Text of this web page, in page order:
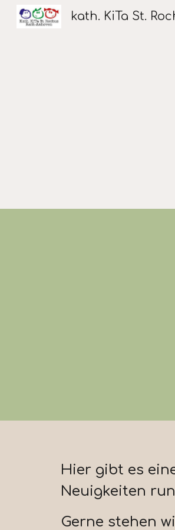
kath. KiTa St.
Hier gibt es
Neuigkeiten
Gerne stehen